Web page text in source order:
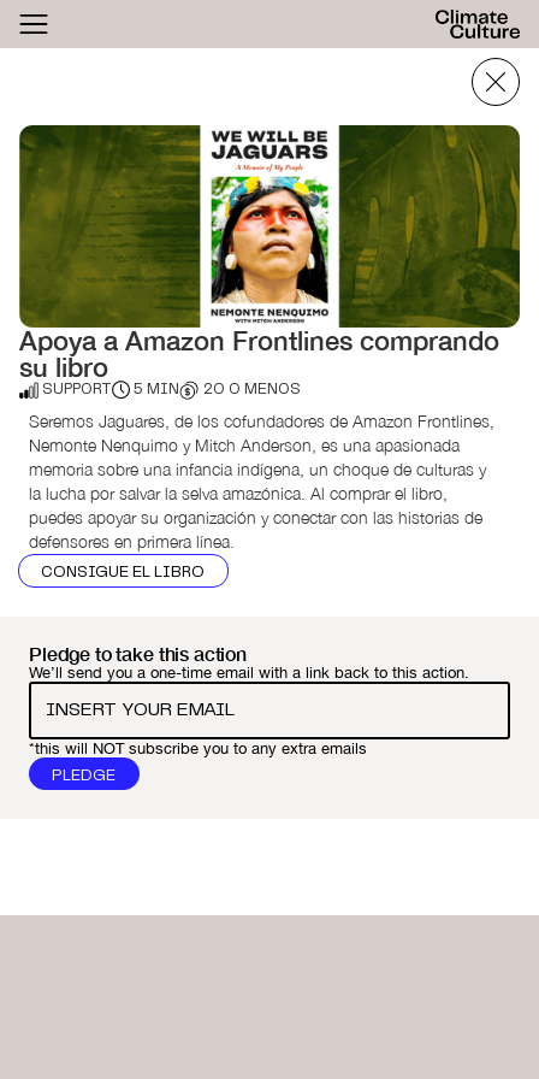
Apoya a Amazon Frontlines comprando
su libro
SUPPORT 5 MIN 20 O MENOS
Seremos Jaguares, de los cofundadores de Amazon Frontlines,
Nemonte Nenquimo y Mitch Anderson, es una apasionada
memoria sobre una infancia indígena, un choque de culturas y
la lucha por salvar la selva amazónica. Al comprar el libro,
puedes apoyar su organización y conectar con las historias de
defensores en primera línea.
CONSIGUE EL LIBRO
Pledge to take this action
We’ll send you a one-time email with a link back to this action.
*this will NOT subscribe you to any extra emails